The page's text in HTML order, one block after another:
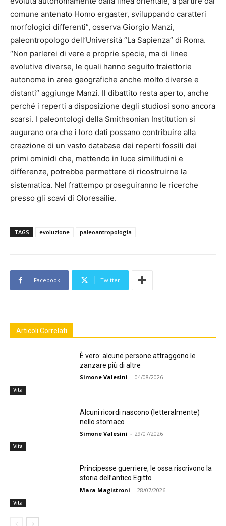
comune antenato Homo ergaster, sviluppando caratteri
morfologici differenti”, osserva Giorgio Manzi,
paleontropologo dell’Università “La Sapienza” di Roma.
“Non parlerei di vere e proprie specie, ma di linee
evolutive diverse, le quali hanno seguito traiettorie
autonome in aree geografiche anche molto diverse e
distanti” aggiunge Manzi. Il dibattito resta aperto, anche
perché i reperti a disposizione degli studiosi sono ancora
scarsi. I paleontologi della Smithsonian Institution si
augurano ora che i loro dati possano contribuire alla
creazione di un vasto database dei reperti fossili dei
primi ominidi che, mettendo in luce similitudini e
differenze, potrebbe permettere di ricostruirne la
sistematica. Nel frattempo proseguiranno le ricerche
presso gli scavi di Oloresailie.
TAGS evoluzione paleoantropologia
Facebook Twitter
Articoli Correlati
Vita
È vero: alcune persone attraggono le
zanzare più di altre
Simone Valesini - 04/08/2026
Vita
Alcuni ricordi nascono (letteralmente)
nello stomaco
Simone Valesini - 29/07/2026
Vita
Principesse guerriere, le ossa riscrivono la
storia dell’antico Egitto
Mara Magistroni - 28/07/2026